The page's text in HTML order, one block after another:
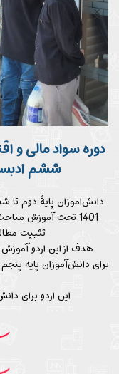
دوره سواد مالی و
ششم
دانش‌اموزان پایۀ دوم تا
1401 تحت آموزش
تثبیت
هدف از این اردو
برای دانش‌آموزان پایه
این اردو برای